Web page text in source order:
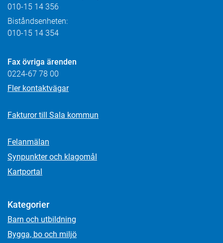
010-15 14 356
Biståndsenheten:
010-15 14 354
Fax övriga ärenden
0224-67 78 00
Fler kontaktvägar
Fakturor till Sala kommun
Felanmälan
Synpunkter och klagomål
Kartportal
Kategorier
Barn och utbildning
Bygga, bo och miljö